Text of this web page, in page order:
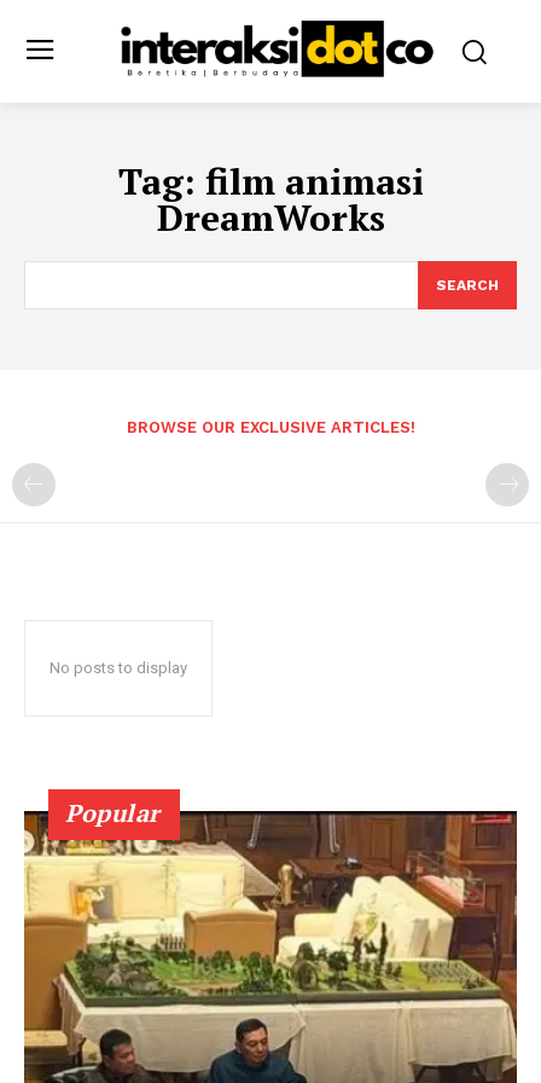
Tag: film animasi
DreamWorks
SEARCH
BROWSE OUR EXCLUSIVE ARTICLES!
No posts to display
Popular